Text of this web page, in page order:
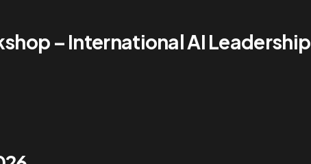
– International AI Leadership